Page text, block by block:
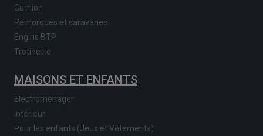
Camion
Remorques et caravanes
Engins BTP
Trotinette
MAISONS ET ENFANTS
Electroménager
Intérieur
Pour les enfants (Jeux et Vêtements)